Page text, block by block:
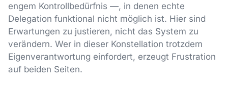
engem Kontrollbedürfnis —, in denen echte
Delegation funktional nicht möglich ist. Hier sind
Erwartungen zu justieren, nicht das System zu
verändern. Wer in dieser Konstellation trotzdem
Eigenverantwortung einfordert, erzeugt Frustration
auf beiden Seiten.